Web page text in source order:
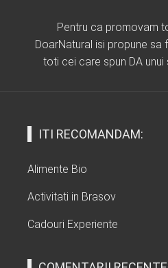
Pentru ca promovam
DoarNatural isi propune sa
toti cei care spun DA
ITI RECOMANDAM:
Alimente Bio
Activitati in Brasov
Cadouri Experiente